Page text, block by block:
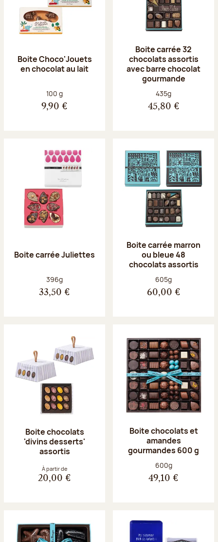
Boite Choco'Jouets
en chocolat au lait
Poids net :
100 g
9,90 €
Boite carrée 32
chocolats assortis
avec barre chocolat
gourmande
Poids net :
435g
45,80 €
Boite carrée Juliettes
Poids net :
396g
33,50 €
Boite carrée marron
ou bleue 48
chocolats assortis
Poids net :
605g
60,00 €
Boite chocolats
'divins desserts'
assortis
À partir de
20,00 €
Boite chocolats et
amandes
gourmandes 600 g
Poids net :
600g
49,10 €